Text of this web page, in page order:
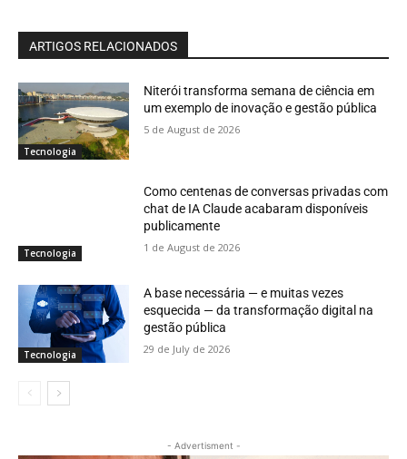
ARTIGOS RELACIONADOS
Tecnologia
Niterói transforma semana de ciência em
um exemplo de inovação e gestão pública
5 de August de 2026
Tecnologia
Como centenas de conversas privadas com
chat de IA Claude acabaram disponíveis
publicamente
1 de August de 2026
Tecnologia
A base necessária — e muitas vezes
esquecida — da transformação digital na
gestão pública
29 de July de 2026
- Advertisment -